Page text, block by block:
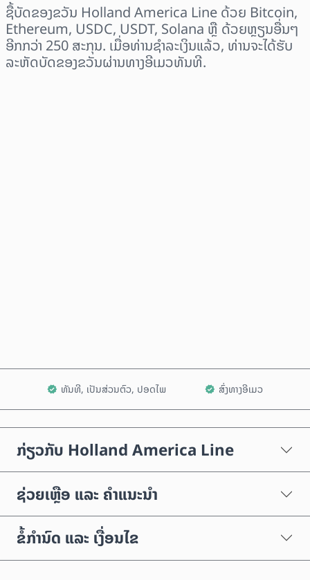
ຊື້ບັດຂອງຂວັນ Holland America Line ດ້ວຍ Bitcoin,
Ethereum, USDC, USDT, Solana ຫຼື ດ້ວຍຫຼຽນອື່ນໆ
ອີກກວ່າ 250 ສະກຸນ. ເມື່ອທ່ານຊຳລະເງິນແລ້ວ, ທ່ານຈະໄດ້ຮັບ
ລະຫັດບັດຂອງຂວັນຜ່ານທາງອີເມວທັນທີ.
ທັນທີ, ເປັນສ່ວນຕົວ, ປອດໄພ ສົ່ງທາງອີເມວ
ກ່ຽວກັບ Holland America Line
ຊ່ວຍເຫຼືອ ແລະ ຄຳແນະນຳ
ຂໍ້ກຳນົດ ແລະ ເງື່ອນໄຂ